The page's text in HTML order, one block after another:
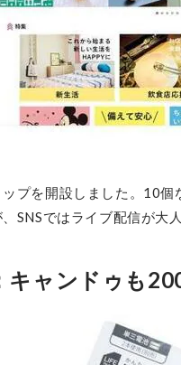
プを開設しました。10
SNSではライブ配信が大
キャンドゥも